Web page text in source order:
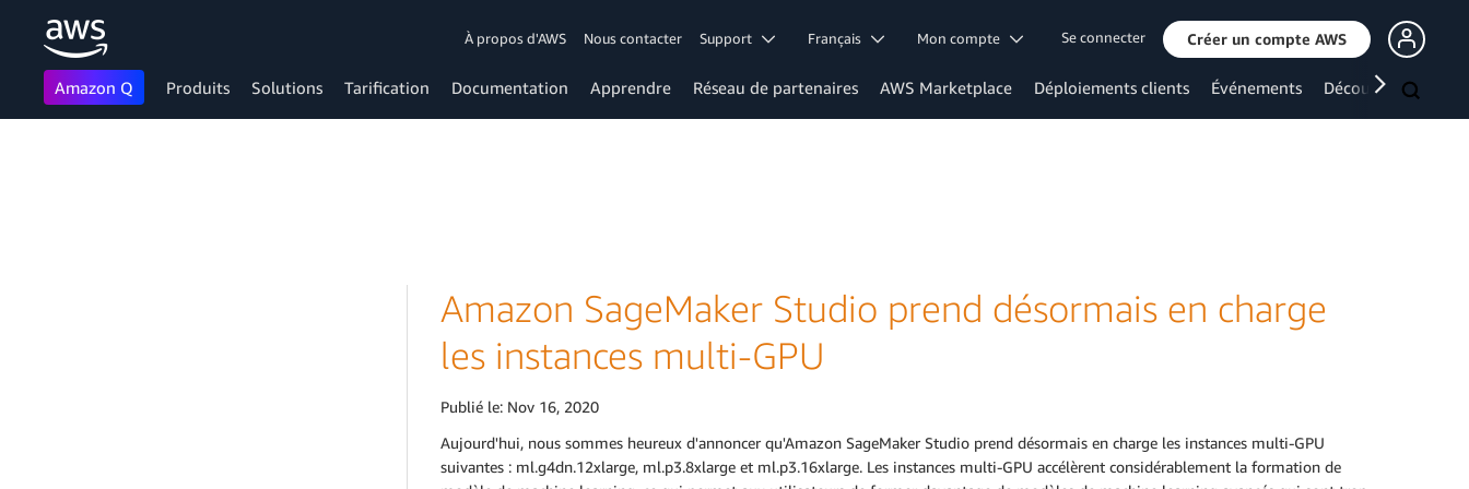
À propos d'AWS Nous contacter Support Français Mon compte Se connecter Créer un compte AWS
Amazon Q Produits Solutions Tarification Documentation Apprendre Réseau de partenaires AWS Marketplace Déploiements clients Événements Découvrir
Amazon SageMaker Studio prend désormais en charge
les instances multi-GPU
Publié le: Nov 16, 2020
Aujourd'hui, nous sommes heureux d'annoncer qu'Amazon SageMaker Studio prend désormais en charge les instances multi-GPU
suivantes : ml.g4dn.12xlarge, ml.p3.8xlarge et ml.p3.16xlarge. Les instances multi-GPU accélèrent considérablement la formation de